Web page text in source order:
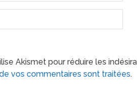
Akismet pour réduire les
vos commentaires sont traitées.